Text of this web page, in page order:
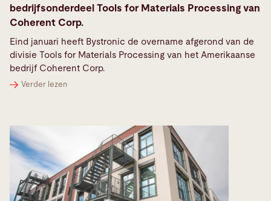
bedrijfsonderdeel Tools for Materials Processing van
Coherent Corp.
Eind januari heeft Bystronic de overname afgerond van de
divisie Tools for Materials Processing van het Amerikaanse
bedrijf Coherent Corp.
Verder lezen